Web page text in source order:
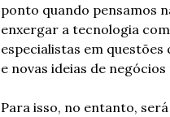
ponto quando pensamos
enxergar a tecnologia
especialistas em
e novas ideias de
Para isso, no entanto,